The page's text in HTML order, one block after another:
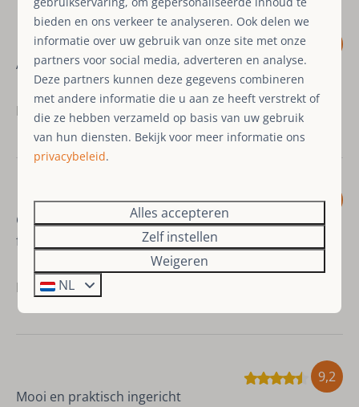
Appartement is heel schoon!
Mei 2026 - Nur A.
8,4
Grote ruimtes, mooi uitzicht,
fijne tiin
Maart 2026 - Mariette v.
9,2
Mooi en praktisch ingericht
bieden en ons verkeer te analyseren. Ook delen we
informatie over uw gebruik van onze site met onze
partners voor social media, adverteren en analyse.
Deze partners kunnen deze gegevens combineren
met andere informatie die u aan ze heeft verstrekt of
die ze hebben verzameld op basis van uw gebruik
van hun diensten. Bekijk voor meer informatie ons
privacybeleid.
Alles accepteren
Zelf instellen
Weigeren
NL